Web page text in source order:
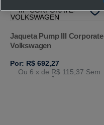
Jaqueta Pump III Corporate
Volkswagen
Por: R$ 692,27
Ou 6 x de R$ 115,37 Sem
Juros